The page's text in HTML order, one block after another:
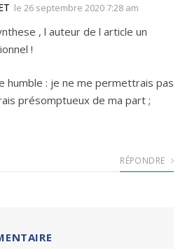
le 26 septembre 2020 7:28 am
, l auteur de l article un
!
humble : je ne me permettrais pas
présomptueux de ma part ;
RÉPONDRE